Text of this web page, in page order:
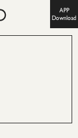
APP
Download